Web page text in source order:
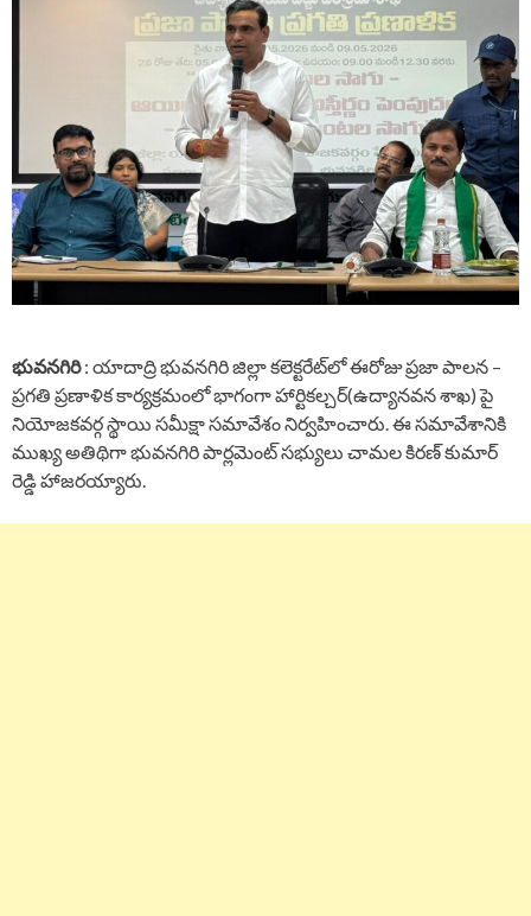
భువనగిరి: యాదాద్రి భువనగిరి జిల్లా కలెక్టరేట్‌లో ఈరోజు ప్రజా పాలన –
ప్రగతి ప్రణాళిక కార్యక్రమంలో భాగంగా హార్టికల్చర్(ఉద్యానవన శాఖ) పై
నియోజకవర్గ స్థాయి సమీక్షా సమావేశం నిర్వహించారు. ఈ సమావేశానికి
ముఖ్య అతిథిగా భువనగిరి పార్లమెంట్ సభ్యులు చామల కిరణ్ కుమార్
రెడ్డి హాజరయ్యారు.